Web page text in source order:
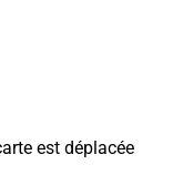
est déplacée